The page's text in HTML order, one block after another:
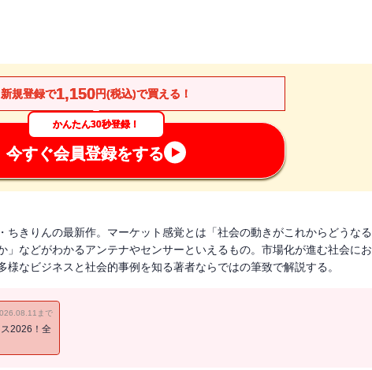
新規登録で1,150円(税込)で買える！
かんたん30秒登録！
今すぐ会員登録をする
ちきりんの最新作。マーケット感覚とは「社会の動きがこれからどうなる
」などがわかるアンテナやセンサーといえるもの。市場化が進む社会にお
なビジネスと社会的事例を知る著者ならではの筆致で解説する。
まで
ス2026！全